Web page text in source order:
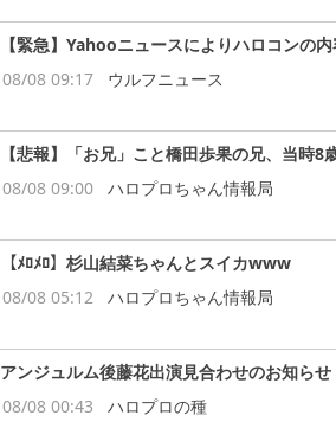
【緊急】Yahooニュースによりハロコンの
08/08 09:17
ウルフニュース
【悲報】「お兄」こと橋田歩果の兄、当時
08/08 09:00
ハロプロちゃん情報局
【ﾒﾛﾒﾛ】杉山結菜ちゃんとスイカwww
08/08 05:12
ハロプロちゃん情報局
アンジュルム後藤花出演見合わせのお知らせ
08/08 00:43
ハロプロの種